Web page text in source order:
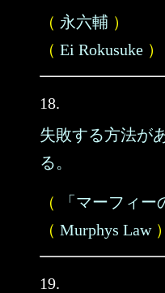
（ 永六輔 ）
（ Ei Rokusuke ）
18.
失敗する方法が
る。
（ 「マーフィー
（ Murphys Law）
19.